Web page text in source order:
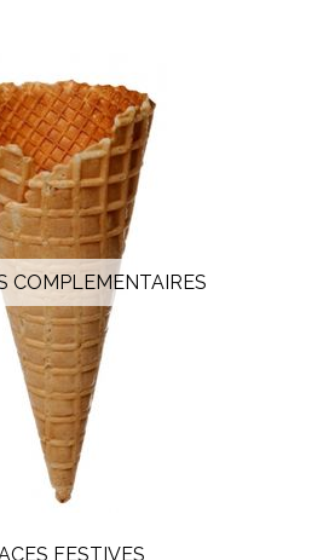
COMPLEMENTAIRES
FESTIVES